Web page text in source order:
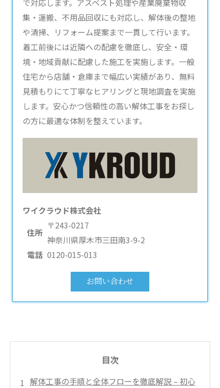
で対応します。アスベスト処理や産業廃棄物収
集・運搬、不用品回収にも対応し、解体後の整地
や清掃、リフォーム提案まで一貫して行います。
着工前後には近隣への配慮を徹底し、安全・環
境・地域貢献に配慮した施工を実施します。一般
住宅から店舗・倉庫まで幅広い実績があり、無料
見積もりにて丁寧なヒアリングと現地調査を実施
します。安心かつ信頼性の高い解体工事をお探し
の方に最適な体制を整えています。
ワイクラウド株式会社
住所
〒243-0217
神奈川県厚木市三田南3-9-2
電話 0120-015-013
お問い合わせ
目次
解体工事の手順と全体フローを徹底解説 – 初心